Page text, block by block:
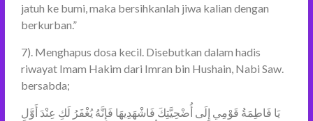
jatuh ke bumi, maka bersihkanlah jiwa kalian dengan
berkurban.”
7). Menghapus dosa kecil. Disebutkan dalam hadis
riwayat Imam Hakim dari Imran bin Hushain, Nabi Saw.
bersabda;
يَا فَاطِمَةُ قَوْمِي إِلَى أُضْحِيَّتِكَ فَاشْهَدِيهَا فَإِنَّهُ يُغْفَرُ لَكِ عِنْدَ أَوَّلِ